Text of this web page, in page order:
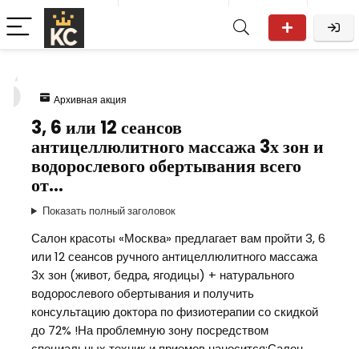
Архивная акция
3, 6 или 12 сеансов
антицеллюлитного массажа 3х зон и
водорослевого обертывания всего
от…
Показать полный заголовок
Салон красоты «Москва» предлагает вам пройти 3, 6
или 12 сеансов ручного антицеллюлитного массажа
3х зон (живот, бедра, ягодицы) + натурального
водорослевого обертывания и получить
консультацию доктора по физиотерапии со скидкой
до 72% !На проблемную зону посредством